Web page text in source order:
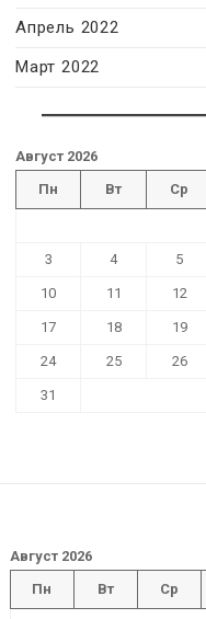
Апрель 2022
Март 2022
Август 2026
Пн
Вт Ср
3 4 5
10 11 12
17 18 19
24 25 26
31
Август 2026
Пн
Вт Ср